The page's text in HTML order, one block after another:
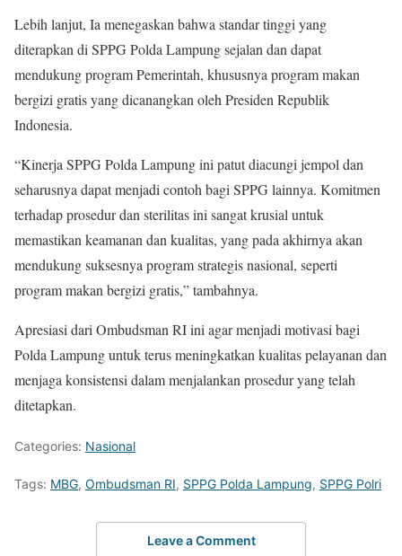
Lebih lanjut, Ia menegaskan bahwa standar tinggi yang
diterapkan di SPPG Polda Lampung sejalan dan dapat
mendukung program Pemerintah, khususnya program makan
bergizi gratis yang dicanangkan oleh Presiden Republik
Indonesia.
“Kinerja SPPG Polda Lampung ini patut diacungi jempol dan
seharusnya dapat menjadi contoh bagi SPPG lainnya. Komitmen
terhadap prosedur dan sterilitas ini sangat krusial untuk
memastikan keamanan dan kualitas, yang pada akhirnya akan
mendukung suksesnya program strategis nasional, seperti
program makan bergizi gratis,” tambahnya.
Apresiasi dari Ombudsman RI ini agar menjadi motivasi bagi
Polda Lampung untuk terus meningkatkan kualitas pelayanan dan
menjaga konsistensi dalam menjalankan prosedur yang telah
ditetapkan.
Categories: Nasional
Tags: MBG, Ombudsman RI, SPPG Polda Lampung, SPPG Polri
Leave a Comment